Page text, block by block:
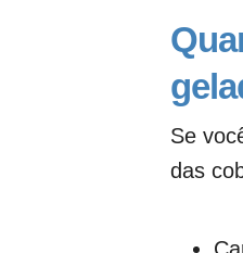
Se
das